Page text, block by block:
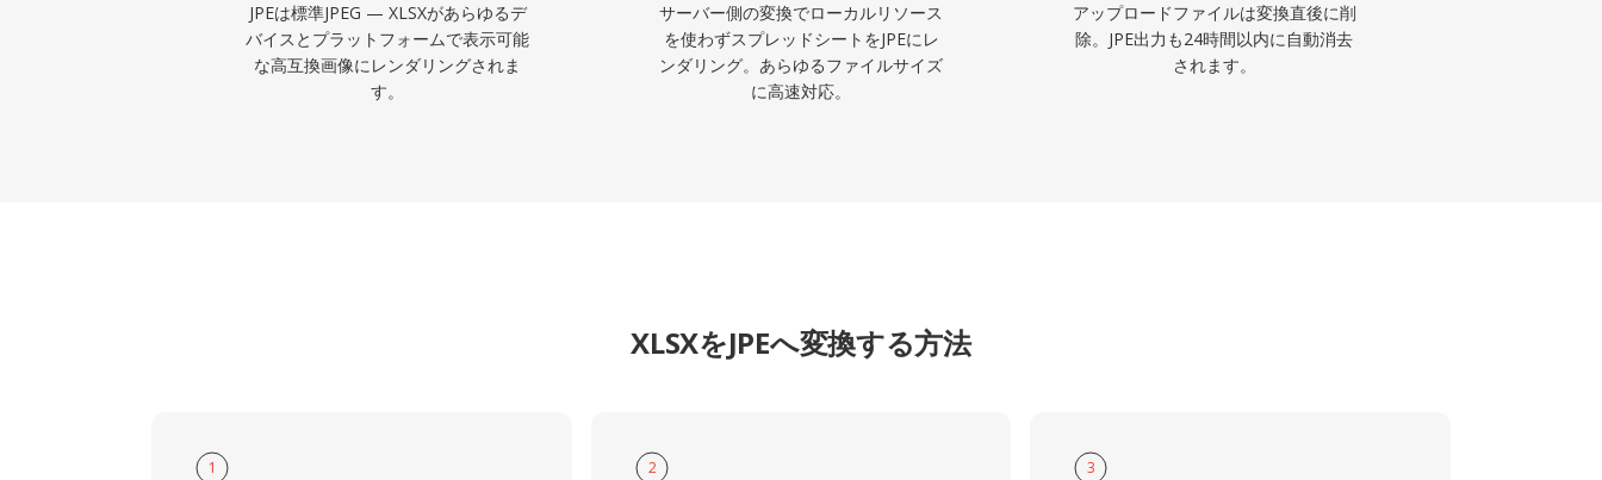
JPEは標準JPEG — XLSXがあらゆるデ
バイスとプラットフォームで表示可能
な高互換画像にレンダリングされま
す。
サーバー側の変換でローカルリソース
を使わずスプレッドシートをJPEにレ
ンダリング。あらゆるファイルサイズ
に高速対応。
アップロードファイルは変換直後に削
除。JPE出力も24時間以内に自動消去
されます。
XLSXをJPEへ変換する方法
1 2 3